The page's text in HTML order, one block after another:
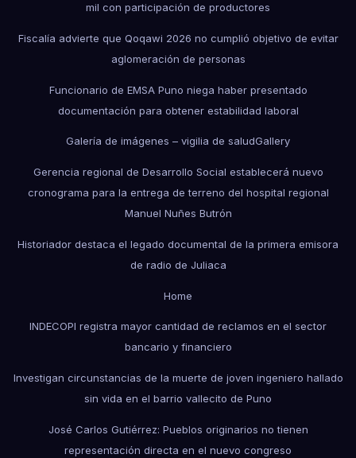
mil con participación de productores
Fiscalía advierte que Qoqawi 2026 no cumplió objetivo de evitar
aglomeración de personas
Funcionario de EMSA Puno niega haber presentado
documentación para obtener estabilidad laboral
Galería de imágenes – vigilia de saludGallery
Gerencia regional de Desarrollo Social establecerá nuevo
cronograma para la entrega de terreno del hospital regional
Manuel Nuñes Butrón
Historiador destaca el legado documental de la primera emisora
de radio de Juliaca
Home
INDECOPI registra mayor cantidad de reclamos en el sector
bancario y financiero
Investigan circunstancias de la muerte de joven ingeniero hallado
sin vida en el barrio vallecito de Puno
José Carlos Gutiérrez: Pueblos originarios no tienen
representación directa en el nuevo congreso